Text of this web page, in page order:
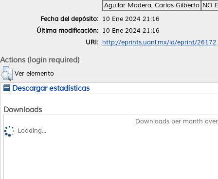
Aguilar Madera, Carlos Gilberto NO
Fecha del depósito: 10 Ene 2024 21:16
Última modificación: 10 Ene 2024 21:16
URI: http://eprints.uanl.mx/id/eprint/26172
Actions (login required)
Ver elemento
Descargar estadísticas
Downloads
Downloads per month
Loading...